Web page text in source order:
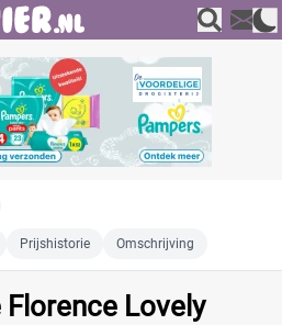
Prijshistorie Omschrijving
Lovely